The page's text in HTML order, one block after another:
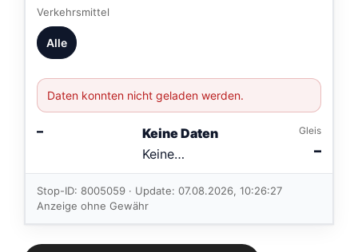
Verkehrsmittel
Alle
Daten konnten nicht geladen werden.
–
Keine Daten
Keine
Verbindungen
im aktuellen
Feed.
Gleis
–
Stop-ID: 8005059 · Update: 07.08.2026, 10:26:27
Anzeige ohne Gewähr